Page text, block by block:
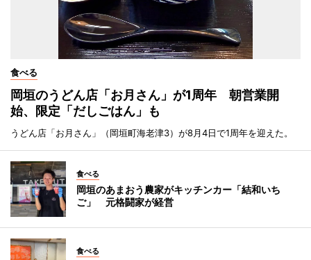
食べる
岡垣のうどん店「お月さん」が1周年 朝営業開
始、限定「だしごはん」も
うどん店「お月さん」（岡垣町海老津3）が8月4日で1周年を迎えた。
食べる
岡垣のあまおう農家がキッチンカー「結和いち
ご」 元格闘家が経営
食べる